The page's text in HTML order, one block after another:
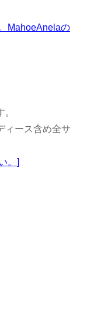
MahoeAnelaの
ィース含め全サ
。 ]